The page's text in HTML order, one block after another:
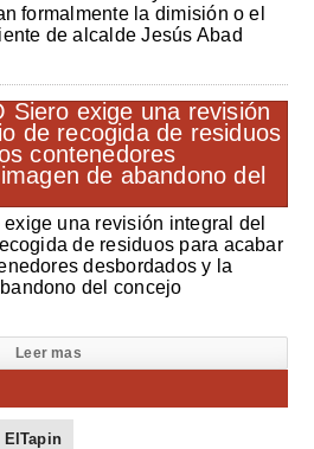
formalmente la dimisión o el
de alcalde Jesús Abad
exige una revisión integral del
de residuos para acabar
desbordados y la
del concejo
Leer mas
ElTapin